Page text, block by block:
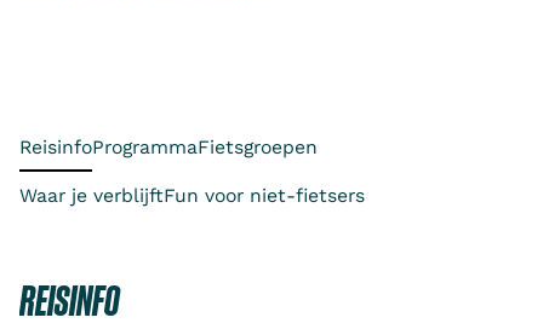
ReisinfoProgrammaFietsgroepen
Waar je verblijftFun voor niet-fietsers
REISINFO